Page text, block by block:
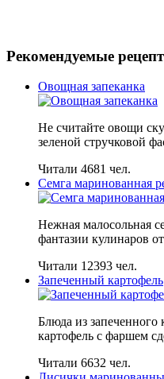
Рекомендуемые
Овощная запеканка
Не считайте овощи
зеленой стручковой
Читали 4681 чел.
Семга маринованная
Нежная малосольная
фантазии кулинаров
Читали 12393 чел.
Запеченный картофель
Блюда из запеченного
картофель с фаршем
Читали 6632 чел.